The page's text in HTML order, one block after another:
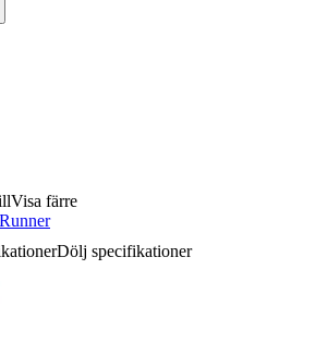
Visa färre
Dölj specifikationer